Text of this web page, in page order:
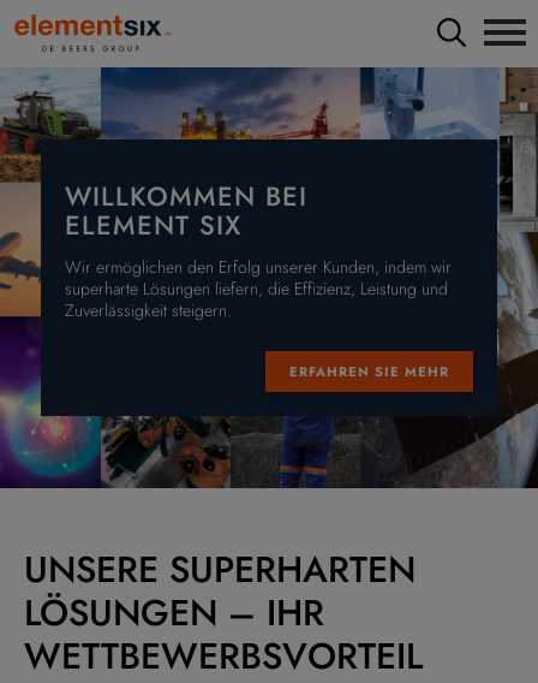
WILLKOMMEN BEI
ELEMENT SIX
Wir ermöglichen den Erfolg unserer Kunden, indem wir
superharte Lösungen liefern, die Effizienz, Leistung und
Zuverlässigkeit steigern.
ERFAHREN SIE MEHR
UNSERE SUPERHARTEN
LÖSUNGEN – IHR
WETTBEWERBSVORTEIL